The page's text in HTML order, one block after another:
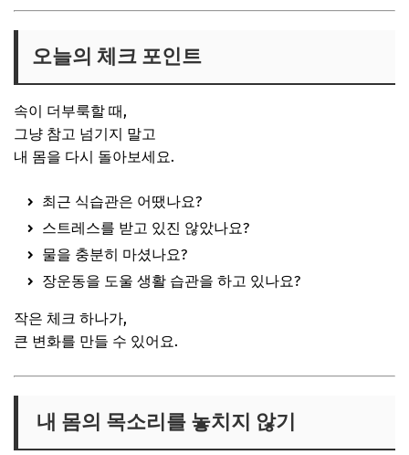
오늘의 체크 포인트
속이 더부룩할 때,
그냥 참고 넘기지 말고
내 몸을 다시 돌아보세요.
최근 식습관은 어땠나요?
스트레스를 받고 있진 않았나요?
물을 충분히 마셨나요?
장운동을 도울 생활 습관을 하고 있나요?
작은 체크 하나가,
큰 변화를 만들 수 있어요.
내 몸의 목소리를 놓치지 않기